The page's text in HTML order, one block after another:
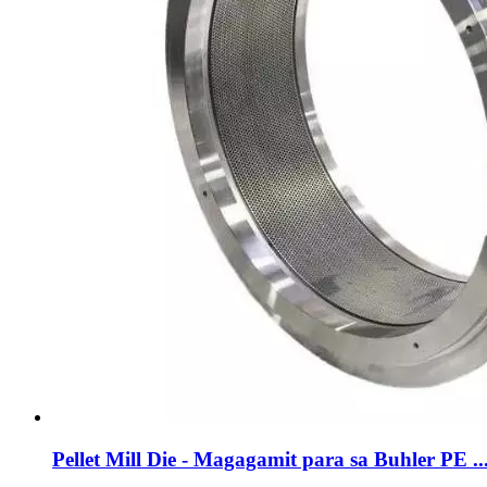
Pellet Mill Die - Magagamit para sa Buhler PE